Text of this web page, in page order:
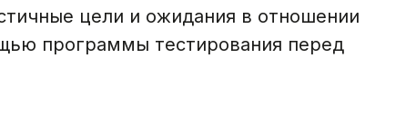
цели и ожидания в отношении
программы тестирования перед